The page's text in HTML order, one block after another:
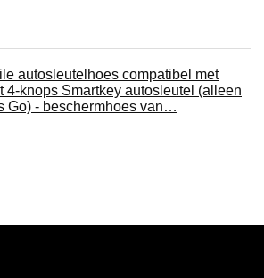
autosleutelhoes compatibel met
4-knops Smartkey autosleutel (alleen
Go) - beschermhoes van…